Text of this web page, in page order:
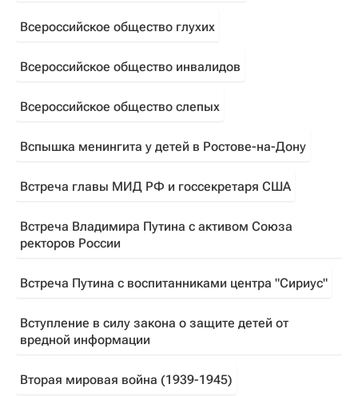
Всероссийское общество глухих
Всероссийское общество инвалидов
Всероссийское общество слепых
Вспышка менингита у детей в Ростове-на-Дону
Встреча главы МИД РФ и госсекретаря США
Встреча Владимира Путина с активом Союза
ректоров России
Встреча Путина с воспитанниками центра "Сириус"
Вступление в силу закона о защите детей от
вредной информации
Вторая мировая война (1939-1945)